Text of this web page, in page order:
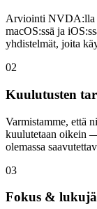
Arviointi NVDA:lla
macOS:ssä ja
yhdistelmät, joita
02
Kuulutusten
Varmistamme, että
kuulutetaan oikein
olemassa
03
Fokus &